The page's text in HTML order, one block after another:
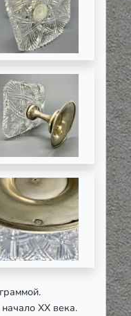
ХХ века.